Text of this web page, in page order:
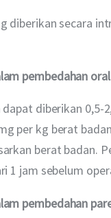
diberikan secara
pembedahan oral
dapat diberikan 0,5-
per kg berat
berat badan.
1 jam sebelum
pembedahan